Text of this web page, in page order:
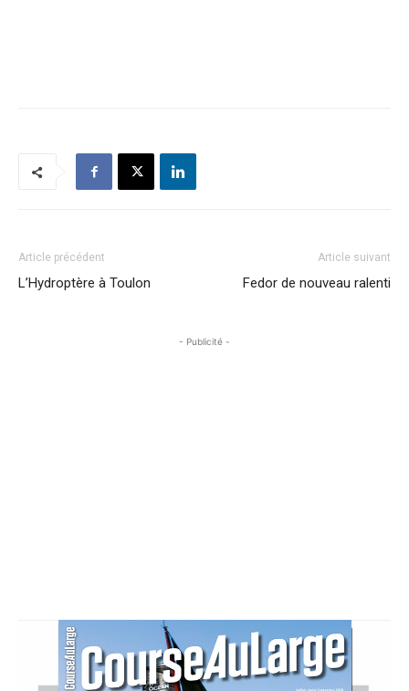
Article précédent
L’Hydroptère à Toulon
Article suivant
Fedor de nouveau ralenti
- Publicité -